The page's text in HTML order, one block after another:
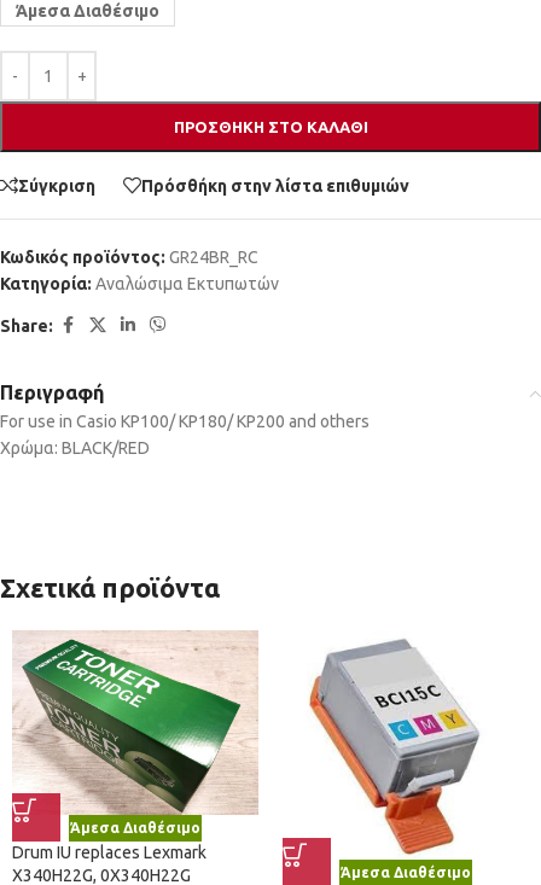
Άμεσα Διαθέσιμο
ΠΡΟΣΘΉΚΗ ΣΤΟ ΚΑΛΆΘΙ
Σύγκριση Πρόσθήκη στην λίστα επιθυμιών
Κωδικός προϊόντος: GR24BR_RC
Κατηγορία: Αναλώσιμα Εκτυπωτών
Share:
Περιγραφή
For use in Casio KP100/ KP180/ KP200 and others
Χρώμα: BLACK/RED
Σχετικά προϊόντα
Άμεσα Διαθέσιμο
Drum IU replaces Lexmark
X340H22G, 0X340H22G
Άμεσα Διαθέσιμο